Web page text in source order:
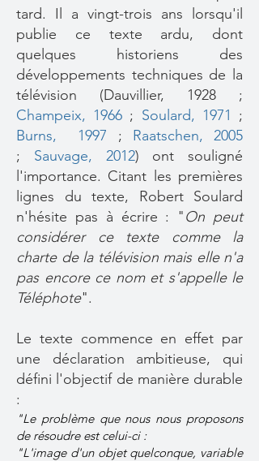
tard. Il a vingt-trois ans lorsqu'il
publie ce texte ardu, dont
quelques historiens des
développements techniques de la
télévision (Dauvillier, 1928 ;
Champeix, 1966 ; Soulard, 1971 ;
Burns, 1997 ; Raatschen, 2005
; Sauvage, 2012) ont souligné
l'importance. Citant les premières
lignes du texte, Robert Soulard
n'hésite pas à écrire : "On peut
considérer ce texte comme la
charte de la télévision mais elle n'a
pas encore ce nom et s'appelle le
Téléphote".
Le texte commence en effet par
une déclaration ambitieuse, qui
défini l'objectif de manière durable
:
"Le problème que nous nous proposons
de résoudre est celui-ci :
"L'image d'un objet quelconque, variable